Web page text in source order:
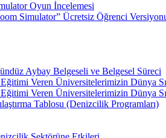
Oyun İncelemesi
Simulator” Ücretsiz Öğrenci
Aybay Belgeseli ve Belgesel Süreci
Veren Üniversitelerimizin Dünya
Veren Üniversitelerimizin Dünya
Tablosu (Denizcilik Programları)